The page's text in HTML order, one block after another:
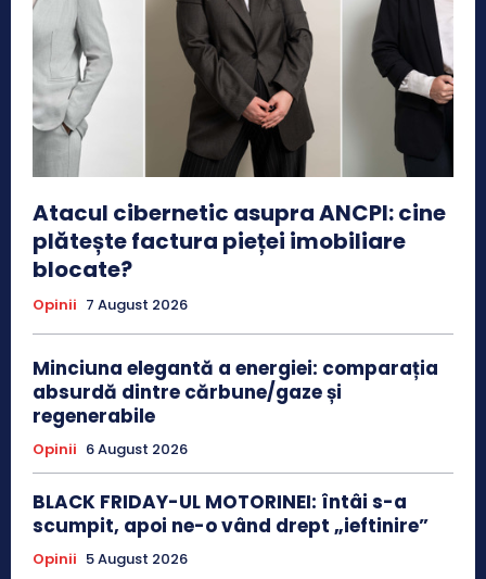
Atacul cibernetic asupra ANCPI: cine
plătește factura pieței imobiliare
blocate?
Opinii 7 August 2026
Minciuna elegantă a energiei: comparația
absurdă dintre cărbune/gaze și
regenerabile
Opinii 6 August 2026
BLACK FRIDAY-UL MOTORINEI: întâi s-a
scumpit, apoi ne-o vând drept „ieftinire”
Opinii 5 August 2026